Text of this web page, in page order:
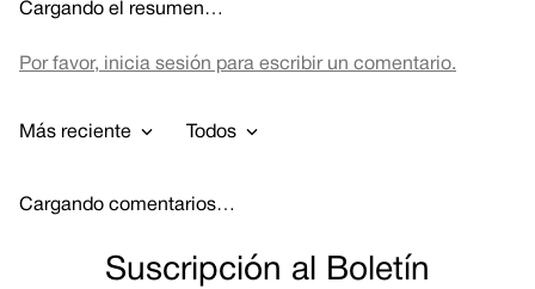
Cargando el resumen…
Por favor, inicia sesión para escribir un comentario.
Más reciente Todos
Cargando comentarios…
Suscripción al Boletín